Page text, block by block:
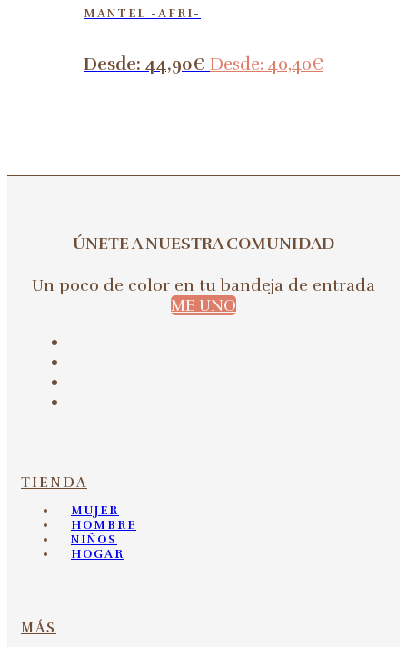
MANTEL -AFRI-
Desde:44,90€ Desde: 40,40€
ÚNETE A NUESTRA COMUNIDAD
Un poco de color en tu bandeja de entrada
ME UNO
TIENDA
MUJER
HOMBRE
NIÑOS
HOGAR
MÁS